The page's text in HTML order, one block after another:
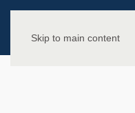
Skip to main content